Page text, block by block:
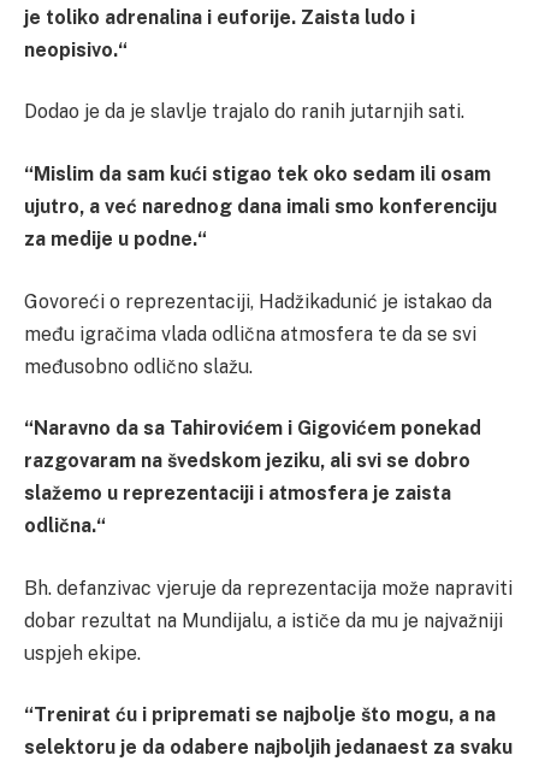
je toliko adrenalina i euforije. Zaista ludo i
neopisivo.“
Dodao je da je slavlje trajalo do ranih jutarnjih sati.
“Mislim da sam kući stigao tek oko sedam ili osam
ujutro, a već narednog dana imali smo konferenciju
za medije u podne.“
Govoreći o reprezentaciji, Hadžikadunić je istakao da
među igračima vlada odlična atmosfera te da se svi
međusobno odlično slažu.
“Naravno da sa Tahirovićem i Gigovićem ponekad
razgovaram na švedskom jeziku, ali svi se dobro
slažemo u reprezentaciji i atmosfera je zaista
odlična.“
Bh. defanzivac vjeruje da reprezentacija može napraviti
dobar rezultat na Mundijalu, a ističe da mu je najvažniji
uspjeh ekipe.
“Trenirat ću i pripremati se najbolje što mogu, a na
selektoru je da odabere najboljih jedanaest za svaku